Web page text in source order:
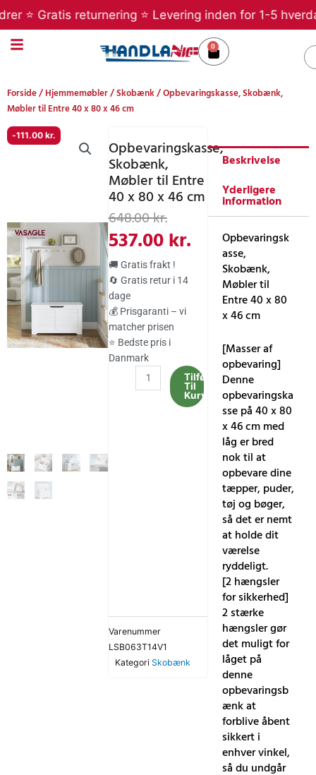
til
indholdet
Gratis returnering ⭐ Levering inden for 1-5
0
Kurv
Forside/Hjemmemøbler/Skobænk/ Opbevaringskasse, Skobænk,
Møbler til Entre 40 x 80 x 46 cm
-111.00 kr.
Opbevaringskasse,
Skobænk,
Møbler til Entre
40 x 80 x 46 cm
648.00kr.Den
oprindelige
pris
var:
648.00 kr..
537.00kr.
Den
aktuelle
pris
537.00 kr..
🚚 Gratis frakt !
🔄 Gratis retur i 14
dage
💰 Prisgaranti – vi
matcher prisen
⭐ Bedste pris i
Danmark
Opbevaringskasse,
Skobænk,
x
Tilføj
Til
Kurv
Varenummer
LSB063T14V1
Kategori Skobænk
Beskrivelse
Yderligere
information
Opbevaringsk
asse,
Skobænk,
Møbler til
Entre 40 x 80
x 46 cm
[Masser af
opbevaring]
Denne
opbevaringska
sse på 40 x 80
x 46 cm med
låg er bred
nok til at
opbevare dine
tæpper, puder,
tøj og bøger,
så det er nemt
at holde dit
værelse
ryddeligt.
[2 hængsler
for sikkerhed]
2 stærke
hængsler gør
det muligt for
låget på
denne
opbevaringsb
ænk at
forblive åbent
sikkert i
enhver vinkel,
så du undgår